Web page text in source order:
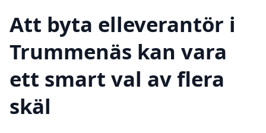
Att byta elleverantör i
Trummenäs kan vara
ett smart val av flera
skäl